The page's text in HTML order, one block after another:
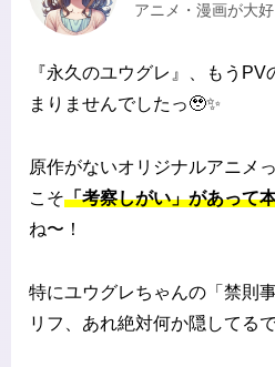
アニメ・漫画が大
『永久のユウグレ』、もう
まりませんでしたっ🥹✨
原作がないオリジナルアニメ
こそ「考察しがい」があって
ね〜！
特にユウグレちゃんの「禁則
リフ、あれ絶対何か隠してる